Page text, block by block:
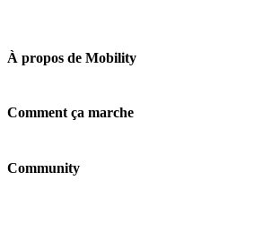
À propos de Mobility
Emplois & carrière
Contact
Comment ça marche
Emplacements
Véhicules
Community